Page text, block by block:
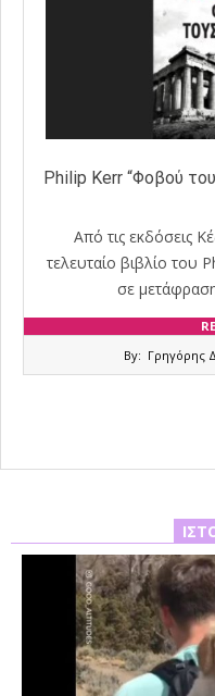
Philip Kerr “Φοβού
Από τις εκδόσεις
τελευταίο βιβλίο του
σε
By: Γρηγόρης